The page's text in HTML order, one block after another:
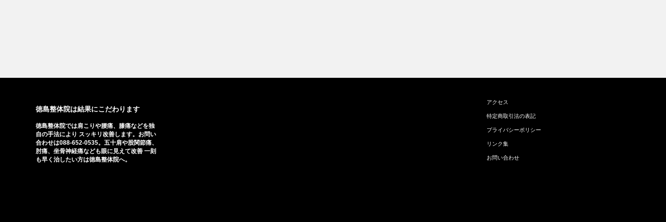
徳島整体院は結果にこだわります
徳島整体院では肩こりや腰痛、膝痛などを独
自の手法により スッキリ改善します。お問い
合わせは088-652-0535。五十肩や股関節痛、
肘痛、坐骨神経痛なども眼に見えて改善 一刻
も早く治したい方は徳島整体院へ。
アクセス
特定商取引法の表記
プライバシーポリシー
リンク集
お問い合わせ